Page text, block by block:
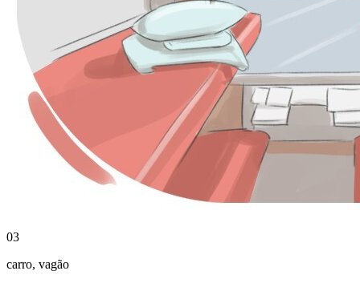
03
carro, vagão